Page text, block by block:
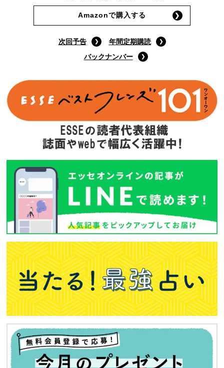
Amazonで購入する
次回予告
年間定期購読
バックナンバー